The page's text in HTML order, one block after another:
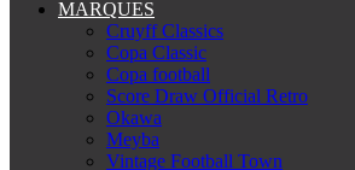
MARQUES
Cruyff Classics
Copa Classic
Copa football
Score Draw Official Retro
Okawa
Meyba
Vintage Football Town